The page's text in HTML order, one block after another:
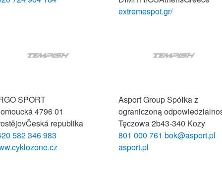
extremespot.gr/
SPORT
4796 01
Česká republika
582 346 983
Asport Group Spółka z
ograniczoną
Tęczowa 2b43-340 Kozy
801 000 761 bok@asport.pl
asport.pl